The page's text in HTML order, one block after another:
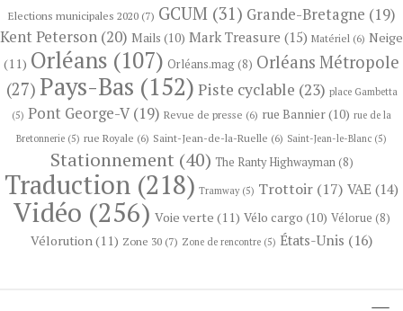
Elections municipales 2020(7) GCUM (31) Grande-Bretagne (19)
Kent Peterson (20) Mails (10) Mark Treasure (15) Matériel (6) Neige
(11) Orléans (107) Orléans.mag (8) Orléans Métropole
(27) Pays-Bas (152) Piste cyclable (23) place Gambetta
(5) Pont George-V(19) Revue de presse (6) rue Bannier(10) rue de la
Bretonnerie (5) rue Royale (6) Saint-Jean-de-la-Ruelle (6) Saint-Jean-le-Blanc (5)
Stationnement (40) The Ranty Highwayman(8)
Traduction (218) Tramway(5) Trottoir (17) VAE (14)
Vidéo (256) Voie verte (11) Vélo cargo (10) Vélorue (8)
Vélorution(11) Zone 30 (7) Zone de rencontre (5) États-Unis (16)